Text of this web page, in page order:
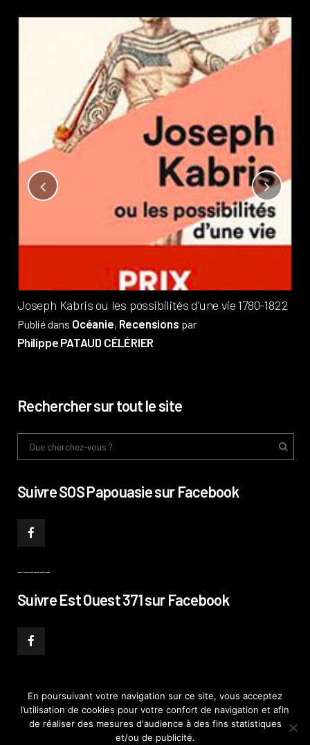
Joseph Kabris ou les possibilités d’une vie 1780-1822
Publié dans Océanie, Recensions par
Philippe PATAUD CÉLÉRIER
Rechercher sur tout le site
Suivre SOS Papouasie sur Facebook
Suivre Est Ouest 371 sur Facebook
© PHILIPPE PATAUD CÉLÉRIER 2019–MENTIONS LÉGALES–POLITIQUE DE
CONFIDENTIALITÉ–PLAN DE SITE
En poursuivant votre navigation sur ce site, vous acceptez
l’utilisation de cookies pour votre confort de navigation et afin
de réaliser des mesures d'audience à des fins statistiques
et/ou de publicité.